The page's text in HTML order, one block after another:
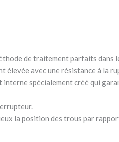
de traitement parfaits dans
élevée avec une résistance à la
spécialement créé qui
la position des trous par